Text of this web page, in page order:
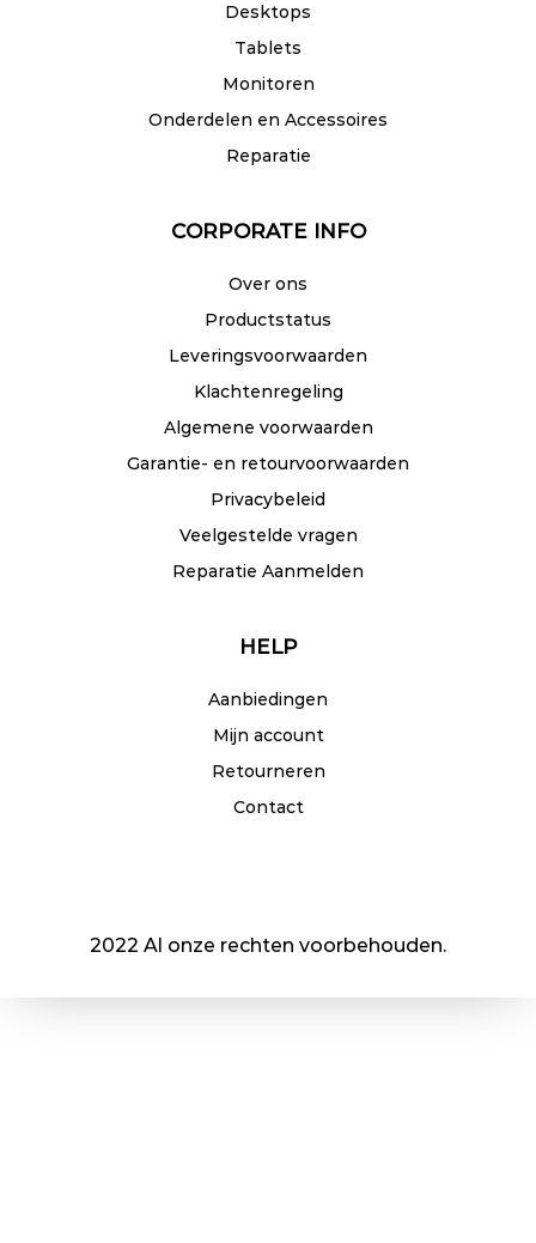
Desktops
Tablets
Monitoren
Onderdelen en Accessoires
Reparatie
CORPORATE INFO
Over ons
Productstatus
Leveringsvoorwaarden
Klachtenregeling
Algemene voorwaarden
Garantie- en retourvoorwaarden
Privacybeleid
Veelgestelde vragen
Reparatie Aanmelden
HELP
Aanbiedingen
Mijn account
Retourneren
Contact
2022 Al onze rechten voorbehouden.